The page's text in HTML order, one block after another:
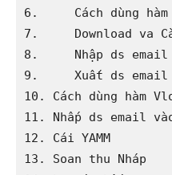
6.     Cách dùng
7.     Download va
8.     Nhập ds
9.     Xuất ds
10. Cách dùng hàm
11. Nhấp ds email
12. Cái YAMM
13. Soan thu Nháp